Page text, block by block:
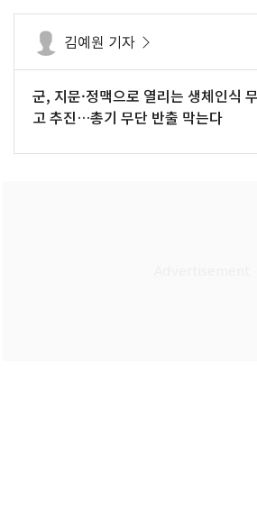
김예원 기자
군, 지문·정맥으로 열리는 생체인식
고 추진…총기 무단 반출 막는다